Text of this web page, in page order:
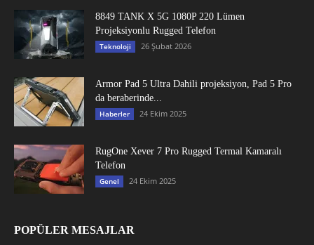
8849 TANK X 5G 1080P 220 Lümen
Projeksiyonlu Rugged Telefon
Teknoloji 26 Şubat 2026
Armor Pad 5 Ultra Dahili projeksiyon, Pad 5 Pro
da beraberinde...
Haberler 24 Ekim 2025
RugOne Xever 7 Pro Rugged Termal Kamaralı
Telefon
Genel 24 Ekim 2025
POPÜLER MESAJLAR